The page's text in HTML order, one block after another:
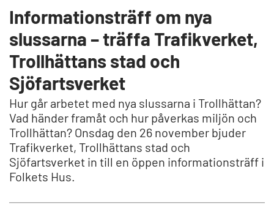
Informationsträff om nya
slussarna – träffa Trafikverket,
Trollhättans stad och
Sjöfartsverket
Hur går arbetet med nya slussarna i Trollhättan?
Vad händer framåt och hur påverkas miljön och
Trollhättan? Onsdag den 26 november bjuder
Trafikverket, Trollhättans stad och
Sjöfartsverket in till en öppen informationsträff i
Folkets Hus.